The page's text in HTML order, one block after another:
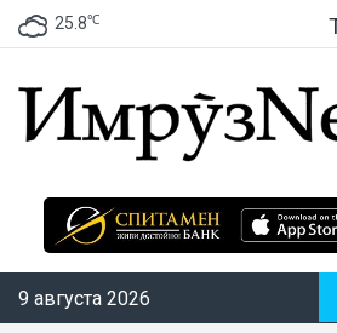
25.8℃
9 августа 2026